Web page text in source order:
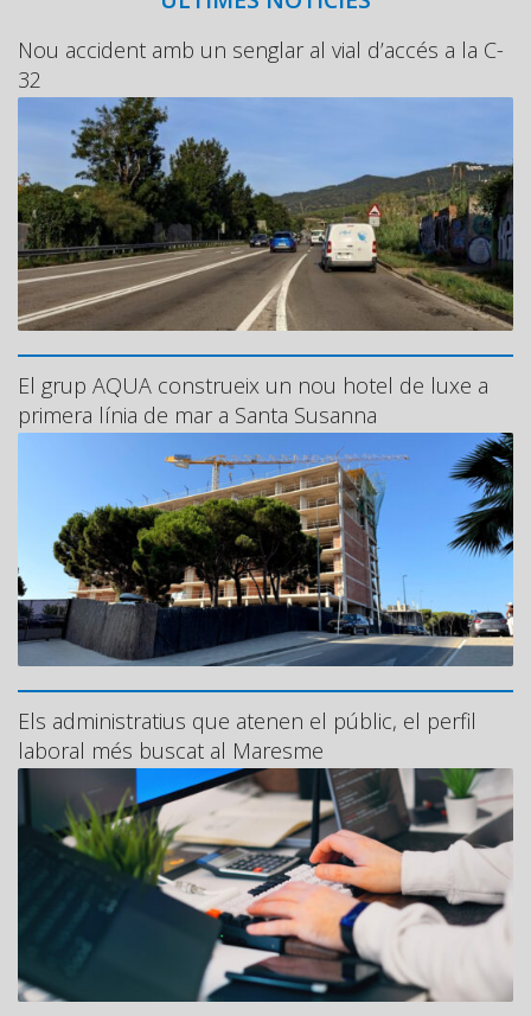
Nou accident amb un senglar al vial d’accés a la C-
32
El grup AQUA construeix un nou hotel de luxe a
primera línia de mar a Santa Susanna
Els administratius que atenen el públic, el perfil
laboral més buscat al Maresme